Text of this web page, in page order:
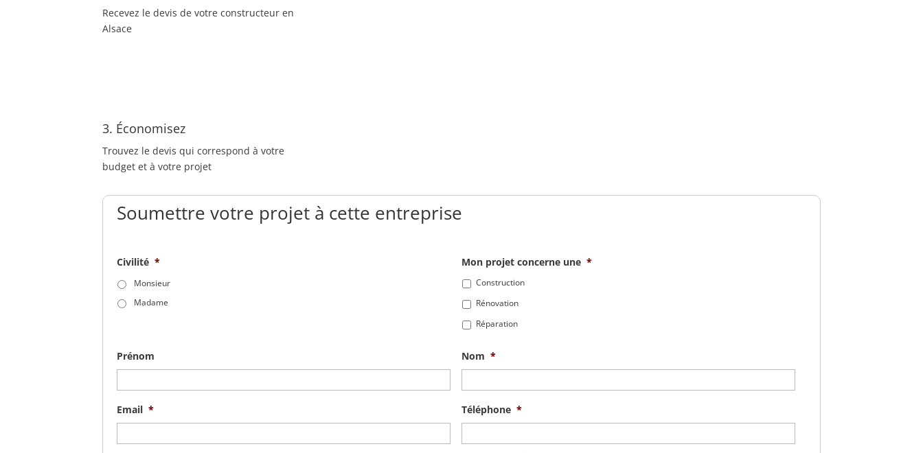
Recevez le devis de votre constructeur en
Alsace
3. Économisez
Trouvez le devis qui correspond à votre
budget et à votre projet
Soumettre votre projet à cette entreprise
Civilité *
Monsieur
Madame
Mon projet concerne une *
Construction
Rénovation
Réparation
Prénom Nom *
Email * Téléphone *